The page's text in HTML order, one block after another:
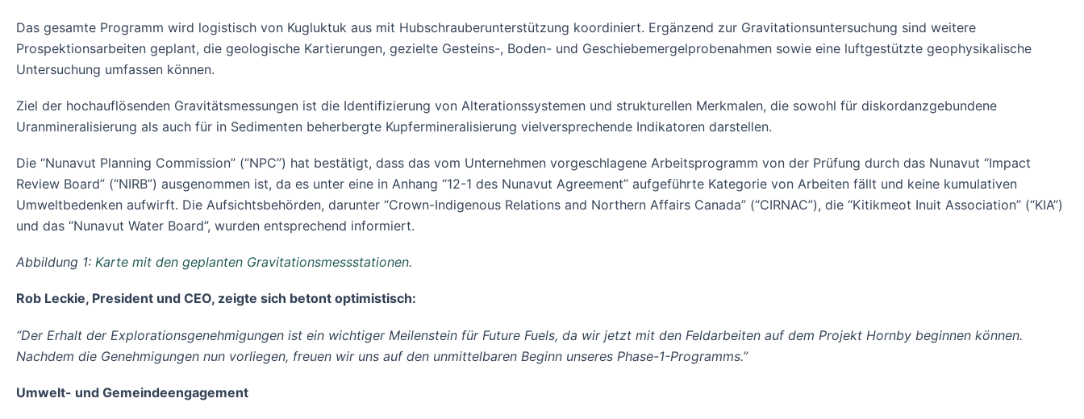
Das gesamte Programm wird logistisch von Kugluktuk aus mit Hubschrauberunterstützung koordiniert. Ergänzend zur Gravitationsuntersuchung sind weitere
Prospektionsarbeiten geplant, die geologische Kartierungen, gezielte Gesteins-, Boden- und Geschiebemergelprobenahmen sowie eine luftgestützte geophysikalische
Untersuchung umfassen können.
Ziel der hochauflösenden Gravitätsmessungen ist die Identifizierung von Alterationssystemen und strukturellen Merkmalen, die sowohl für diskordanzgebundene
Uranmineralisierung als auch für in Sedimenten beherbergte Kupfermineralisierung vielversprechende Indikatoren darstellen.
Die “Nunavut Planning Commission” (“NPC”) hat bestätigt, dass das vom Unternehmen vorgeschlagene Arbeitsprogramm von der Prüfung durch das Nunavut “Impact
Review Board” (“NIRB”) ausgenommen ist, da es unter eine in Anhang “12-1 des Nunavut Agreement” aufgeführte Kategorie von Arbeiten fällt und keine kumulativen
Umweltbedenken aufwirft. Die Aufsichtsbehörden, darunter “Crown-Indigenous Relations and Northern Affairs Canada” (“CIRNAC”), die “Kitikmeot Inuit Association” (“KIA”)
und das “Nunavut Water Board”, wurden entsprechend informiert.
Abbildung 1: Karte mit den geplanten Gravitationsmessstationen.
Rob Leckie, President und CEO, zeigte sich betont optimistisch:
“Der Erhalt der Explorationsgenehmigungen ist ein wichtiger Meilenstein für Future Fuels, da wir jetzt mit den Feldarbeiten auf dem Projekt Hornby beginnen können.
Nachdem die Genehmigungen nun vorliegen, freuen wir uns auf den unmittelbaren Beginn unseres Phase-1-Programms.”
Umwelt- und Gemeindeengagement